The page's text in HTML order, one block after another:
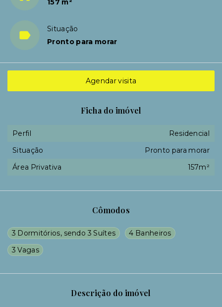
157 m²
Situação
Pronto para morar
Cômodos
3 Dormitórios, sendo 3 Suítes
4 Banheiros
3 Vagas
Descrição do imóvel
Agendar visita
Ficha do imóvel
Perfil
Residencial
Situação
Pronto para morar
Área Privativa
157m²